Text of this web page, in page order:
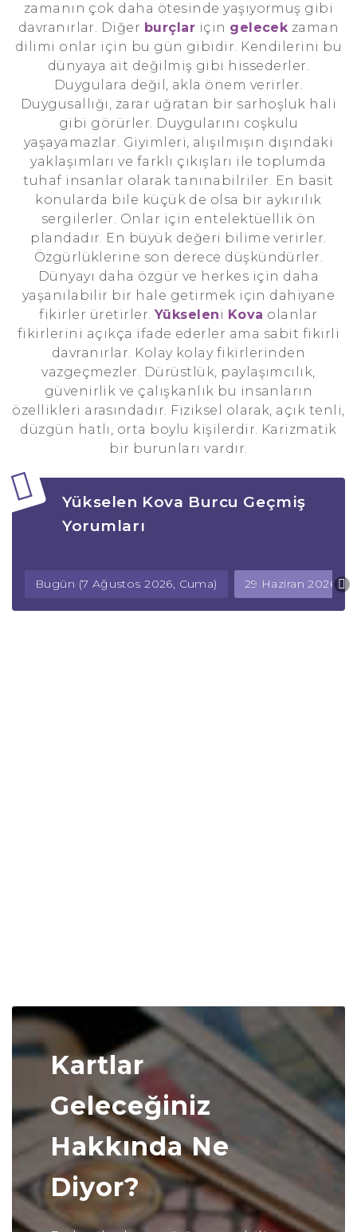
zamanın çok daha ötesinde yaşıyormuş gibi
davranırlar. Diğer burçlar için gelecekzaman
dilimi onlar için bu gün gibidir. Kendilerini bu
dünyaya ait değilmiş gibi hissederler.
Duygulara değil, akla önem verirler.
Duygusallığı, zarar uğratan bir sarhoşluk hali
gibi görürler. Duygularını coşkulu
yaşayamazlar. Giyimleri, alışılmışın dışındaki
yaklaşımları ve farklı çıkışları ile toplumda
tuhaf insanlar olarak tanınabilriler. En basit
konularda bile küçük de olsa bir aykırılık
sergilerler. Onlar için entelektüellik ön
plandadır. En büyük değeri bilime verirler.
Özgürlüklerine son derece düşkündürler.
Dünyayı daha özgür ve herkes için daha
yaşanılabilir bir hale getirmek için dahiyane
fikirler üretirler.Yükseleni Kova olanlar
fikirlerini açıkça ifade ederler ama sabit fikirli
davranırlar. Kolay kolay fikirlerinden
vazgeçmezler. Dürüstlük, paylaşımcılık,
güvenirlik ve çalışkanlık bu insanların
özellikleri arasındadır. Fiziksel olarak, açık tenli,
düzgün hatlı, orta boylu kişilerdir. Karizmatik
bir burunları vardır.
Yükselen Kova Burcu Geçmiş
Yorumları
Bugün (7 Ağustos 2026, Cuma) 29 Haziran 2026,
Kartlar
Geleceğiniz
Hakkında Ne
Diyor?